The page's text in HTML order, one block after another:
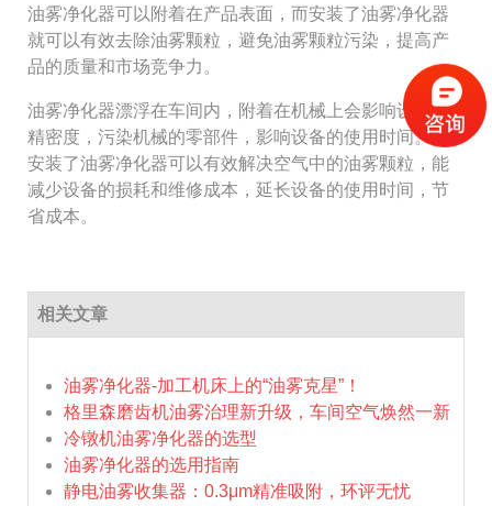
油雾净化器可以附着在产品表面，而安装了油雾净化器
就可以有效去除油雾颗粒，避免油雾颗粒污染，提高产
品的质量和市场竞争力。
油雾净化器漂浮在车间内，附着在机械上会影响设备的
精密度，污染机械的零部件，影响设备的使用时间。而
安装了油雾净化器可以有效解决空气中的油雾颗粒，能
减少设备的损耗和维修成本，延长设备的使用时间，节
省成本。
相关文章
油雾净化器-加工机床上的“油雾克星”！
格里森磨齿机油雾治理新升级，车间空气焕然一新
冷镦机油雾净化器的选型
油雾净化器的选用指南
静电油雾收集器：0.3μm精准吸附，环评无忧